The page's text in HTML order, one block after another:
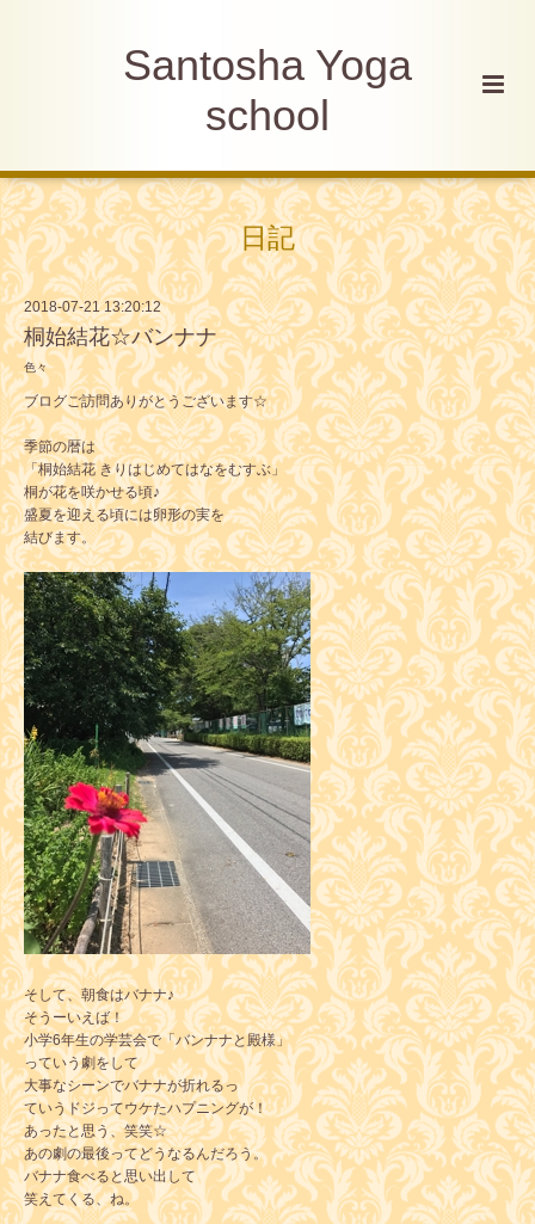
Santosha Yoga
school
日記
2018-07-21 13:20:12
桐始結花☆バンナナ
色々
ブログご訪問ありがとうございます☆
季節の暦は
「桐始結花 きりはじめてはなをむすぶ」
桐が花を咲かせる頃♪
盛夏を迎える頃には卵形の実を
結びます。
そして、朝食はバナナ♪
そうーいえば！
小学6年生の学芸会で「バンナナと殿様」
っていう劇をして
大事なシーンでバナナが折れるっ
ていうドジってウケたハプニングが！
あったと思う、笑笑☆
あの劇の最後ってどうなるんだろう。
バナナ食べると思い出して
笑えてくる、ね。